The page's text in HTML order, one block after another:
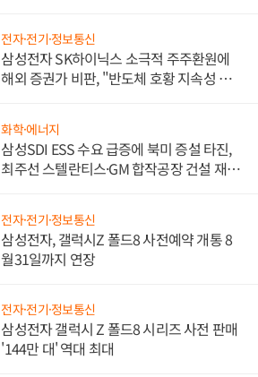
전자·전기·정보통신
삼성전자 SK하이닉스 소극적 주주환원에
해외 증권가 비판, "반도체 호황 지속성 의
화학·에너지
삼성SDI ESS 수요 급증에 북미 증설 타진,
최주선 스텔란티스·GM 합작공장 건설 재추
전자·전기·정보통신
삼성전자, 갤럭시Z 폴드8 사전예약 개통 8
월31일까지 연장
전자·전기·정보통신
삼성전자 갤럭시 Z 폴드8 시리즈 사전 판매
'144만 대' 역대 최대